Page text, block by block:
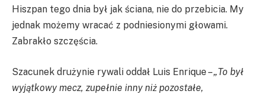
Hiszpan tego dnia był jak ściana, nie do przebicia. My
jednak możemy wracać z podniesionymi głowami.
Zabrakło szczęścia.
Szacunek drużynie rywali oddał Luis Enrique –„To był
wyjątkowy mecz, zupełnie inny niż pozostałe,